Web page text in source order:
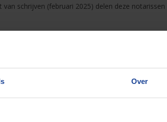
Over
schrijven (februari 2025) delen deze
hoe ver u om Alphen wilt zoeken, dan laten wij
de tarieven van de volgende notarissen: